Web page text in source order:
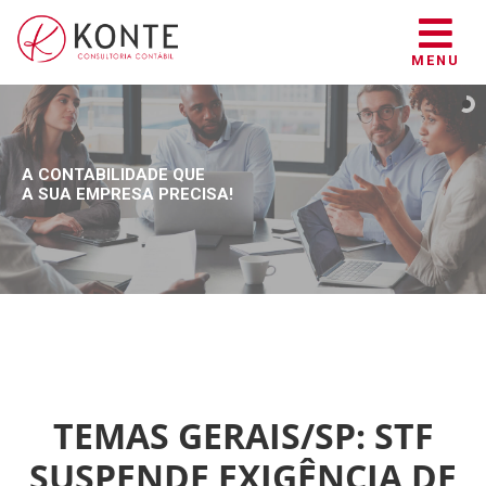
MENU
A CONTABILIDADE QUE
A SUA EMPRESA PRECISA!
TEMAS GERAIS/SP: STF